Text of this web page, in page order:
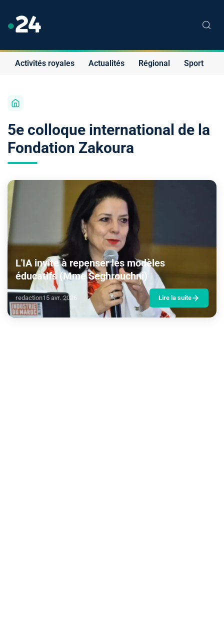
Activités royales Actualités Régional Sport
5e colloque international de la
Fondation Zakoura
L'IA invite à repenser les modèles
éducatifs (Mme Seghrouchni)
redaction15 avr. 2026 Lire la suite